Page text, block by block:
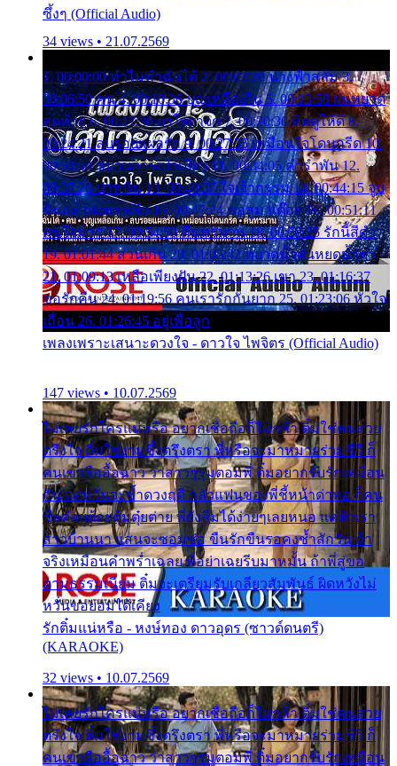
ซึ้งๆ (Official Audio)
34 views • 21.07.2569
1. 00:00:00 ทำไมทำฉันได้ 2. 00:03:20 นางฟ้าสลัม 3.
00:06:50 คน 4. 00:10:36 บุญเหลือเกิน 5. 00:13:58 ฝนหยาด
สุดท้าย 6. 00:17:30 ยาใจยาจก 7. 00:20:30 คิดดูให้ดี 8.
00:24:21 ลบรอยแผลรัก 9. 00:27:35 เหมือนใจโดนกรีด 10.
00:30:54 ขบวนการเปาเปียว 11. 00:34:05 คำรำพัน 12.
00:37:20 ปาหนัน 13. 00:40:37 ใจเจ้ากรรม 14. 00:44:15 จูบ
ฉันแล้วจงตายเสีย 15. 00:47:24 ขอสูมาเต๊อะ 16. 00:51:11
คนใจมาร 17. 00:54:50 คืนทรมาน 18. 00:58:25 รักนี้สีดำ
19. 01:01:44 ส่วนเกิน 20. 01:05:42 หยาดน้ำฝนหยดน้ำตา
21. 01:09:13 เหลือเพียงฝัน 22. 01:13:26 เขา 23. 01:16:37
ขอรักคืน 24. 01:19:56 คนเรารักกันยาก 25. 01:23:06 หัวใจ
เถื่อน 26. 01:26:45 อยู่เพื่อลูก
เพลงเพราะเสนาะดวงใจ - ดาวใจ ไพจิตร (Official Audio)
147 views • 10.07.2569
ไม่เคยรักใครแน่หรือ อยากเชื่อถือก็ไม่กล้า ติ๋มใช่คนสวย
ตรึงใจ ติ๋มใช่งามซึ้งตรึงตรา พี่หรือจะมาหมายร่วมชีวี ก็
คนเขาลืออื้อฉาว ว่าสาวๆรุมตอมพี่ ติ๋มอยากรับรักเหมือน
กัน แต่หวั่นจะช้ำดวงฤดี กลัวแฟนของพี่ชี้หน้าด่าทอ ก็คน
ชื่อต๋อยต้อยตุ้มตุ๋ยต่าย พี่ยังลืมได้ง่ายๆเลยหนอ แค่ตัวเรา
สาวบ้านนา แสนจะซอมซ่อ ขืนรักขืนรอคงช้ำสักวัน ถ้า
จริงเหมือนคำพร่ำเฉลย พี่อย่าเฉยรีบมาหมั้น ถ้าพี่สู่ขอ
ตามธรรมเนียม ติ๋มจะเตรียมรับเกลียวสัมพันธ์ ผิดหวังไม่
หวั่นขอยอมได้เคียง
รักติ๋มแน่หรือ - หงษ์ทอง ดาวอุดร (ซาวด์ดนตรี)
(KARAOKE)
32 views • 10.07.2569
ไม่เคยรักใครแน่หรือ อยากเชื่อถือก็ไม่กล้า ติ๋มใช่คนสวย
ตรึงใจ ติ๋มใช่งามซึ้งตรึงตรา พี่หรือจะมาหมายร่วมชีวี ก็
คนเขาลืออื้อฉาว ว่าสาวๆรุมตอมพี่ ติ๋มอยากรับรักเหมือน